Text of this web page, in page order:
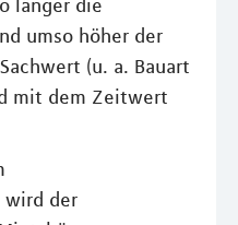
länger die
umso höher der
(u. a. Bauart
mit dem Zeitwert
wird der